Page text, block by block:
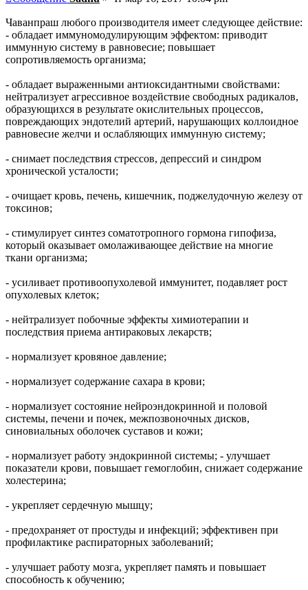
Чаванпраш любого производителя имеет следующее действие:
- обладает иммуномодулирующим эффектом: приводит
иммунную систему в равновесие; повышает
сопротивляемость организма;
- обладает выраженными антиоксидантными свойствами:
нейтрализует агрессивное воздействие свободных радикалов,
образующихся в результате окислительных процессов,
повреждающих эндотелий артерий, нарушающих коллоидное
равновесие желчи и ослабляющих иммунную систему;
- снимает последствия стрессов, депрессий и синдром
хронической усталости;
- очищает кровь, печень, кишечник, поджелудочную железу от
токсинов;
- стимулирует синтез соматотропного гормона гипофиза,
который оказывает омолаживающее действие на многие
ткани организма;
- усиливает противоопухолевой иммунитет, подавляет рост
опухолевых клеток;
- нейтрализует побочные эффекты химиотерапии и
последствия приема антираковых лекарств;
- нормализует кровяное давление;
- нормализует содержание сахара в крови;
- нормализует состояние нейроэндокринной и половой
системы, печени и почек, межпозвоночных дисков,
синовиальных оболочек суставов и кожи;
- нормализует работу эндокринной системы; - улучшает
показатели крови, повышает гемоглобин, снижает содержание
холестерина;
- укрепляет сердечную мышцу;
- предохраняет от простуды и инфекций; эффективен при
профилактике распираторных заболеваний;
- улучшает работу мозга, укрепляет память и повышает
способность к обучению;